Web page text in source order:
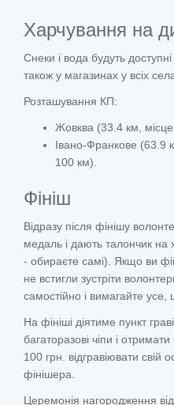
Харчування на
Снеки і вода будуть
також у магазинах у всіх
Розташування КП:
Жовква (33.4 км, місце
Івано-Франкове (63.9
100 км).
Фініш
Відразу після фінішу
медаль і дають талончик на
- обираєте самі). Якщо ви
не встигли зустріти
самостійно і вимагайте
На фініші діятиме пункт
багаторазові чіпи і
100 грн. відгравіювати свій
фінішера.
Церемонія нагородження